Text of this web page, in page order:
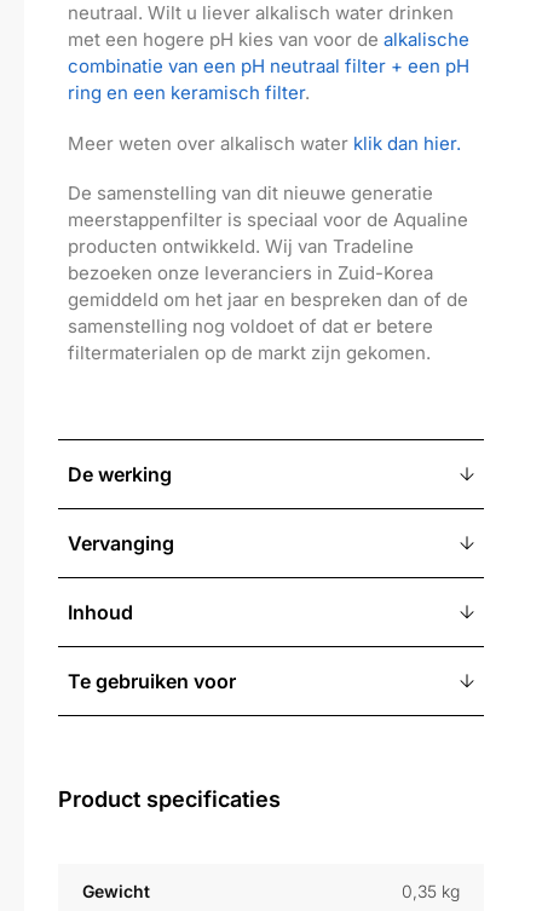
neutraal. Wilt u liever alkalisch water drinken
met een hogere pH kies van voor de alkalische
combinatie van een pH neutraal filter + een pH
ring en een keramisch filter.
Meer weten over alkalisch water klik dan hier.
De samenstelling van dit nieuwe generatie
meerstappenfilter is speciaal voor de Aqualine
producten ontwikkeld. Wij van Tradeline
bezoeken onze leveranciers in Zuid-Korea
gemiddeld om het jaar en bespreken dan of de
samenstelling nog voldoet of dat er betere
filtermaterialen op de markt zijn gekomen.
De werking
Vervanging
Inhoud
Te gebruiken voor
Product specificaties
Gewicht 0,35 kg